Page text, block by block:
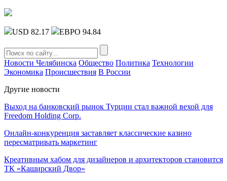
USD 82.17 ЕВРО 94.84
Новости Челябинска Общество Политика Технологии
Экономика Происшествия В России
Другие новости
Выход на банковский рынок Турции стал важной вехой для
Freedom Holding Corp.
Онлайн-конкуренция заставляет классические казино
пересматривать маркетинг
Креативным хабом для дизайнеров и архитекторов становится
ТК «Каширский Двор»